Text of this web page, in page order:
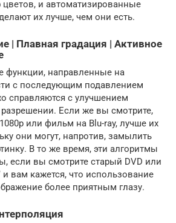
и автоматизированные
их лучше, чем они есть.
| Плавная градация | Активное
функции, направленные на
с последующим подавлением
справляются с улучшением
Если же вы смотрите,
или фильм на Blu-ray, лучше их
они могут, напротив, замылить
В то же время, эти алгоритмы
если вы смотрите старый DVD или
вам кажется, что использование
более приятным глазу.